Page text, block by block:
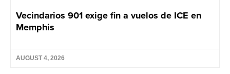
Vecindarios 901 exige fin a vuelos de ICE en
Memphis
AUGUST 4, 2026